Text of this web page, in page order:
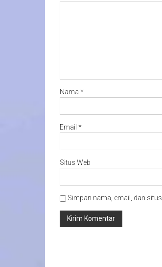
Nama *
Email *
Situs Web
Simpan nama, email, dan